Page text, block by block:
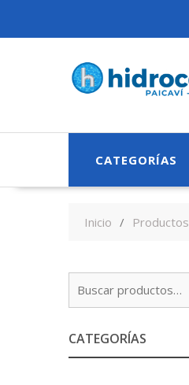
CATEGORÍAS
Inicio Productos
CATEGORÍAS